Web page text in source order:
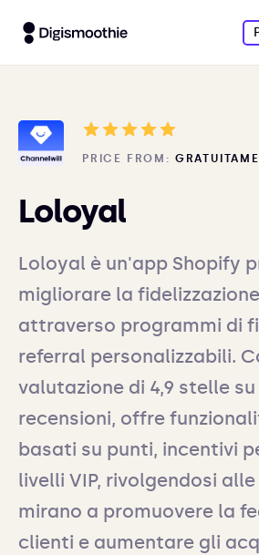
PRICE FROM:
Loloyal
Loloyal è un'app Shopify
migliorare la
attraverso programmi di
referral personalizzabili.
valutazione di 4,9 stelle
recensioni, offre
basati su punti, incentivi
livelli VIP, rivolgendosi
mirano a promuovere la
clienti e aumentare gli